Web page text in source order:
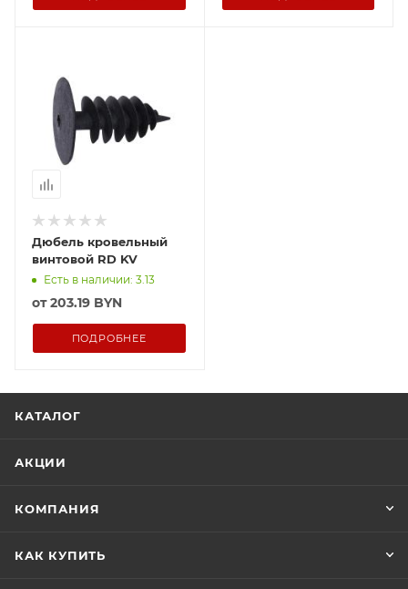
Дюбель кровельный
винтовой RD KV
Есть в наличии: 3.13
от203.19 BYN
ПОДРОБНЕЕ
КАТАЛОГ
АКЦИИ
КОМПАНИЯ
КАК КУПИТЬ